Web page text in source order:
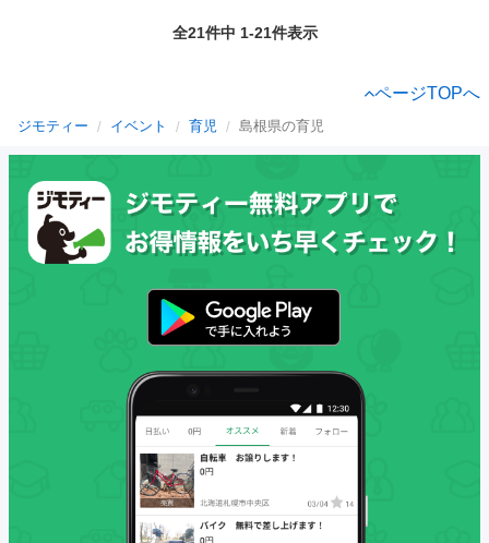
全21件中 1-21件表示
ページTOPへ
ジモティー イベント 育児 島根県の育児